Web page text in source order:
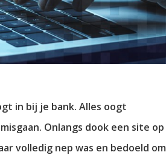
in bij je bank. Alles oogt
Onlangs dook een site op
volledig nep was en bedoeld om